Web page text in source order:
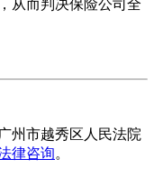
从而判决保险公司全
州市越秀区人民法院
律咨询。